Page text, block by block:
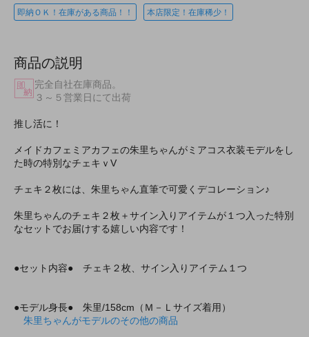
即納ＯＫ！在庫がある商品！！ 本店限定！在庫稀少！
商品の説明
完全自社在庫商品。
３～５営業日にて出荷
推し活に！
メイドカフェミアカフェの朱里ちゃんがミアコス衣装モデルをし
た時の特別なチェキｖV
チェキ２枚には、朱里ちゃん直筆で可愛くデコレーション♪
朱里ちゃんのチェキ２枚＋サイン入りアイテムが１つ入った特別
なセットでお届けする嬉しい内容です！
●セット内容● チェキ２枚、サイン入りアイテム１つ
●モデル身長● 朱里/158cm（Ｍ－Ｌサイズ着用）
朱里ちゃんがモデルのその他の商品